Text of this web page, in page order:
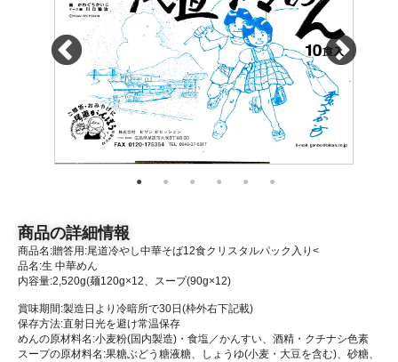
商品の詳細情報
商品名:贈答用:尾道冷やし中華そば12食クリスタルパック入り<
品名:生 中華めん
内容量:2,520g(麺120g×12、スープ(90g×12)
賞味期間:製造日より冷暗所で30日(枠外右下記載)
保存方法:直射日光を避け常温保存
めんの原材料名:小麦粉(国内製造)・食塩／かんすい、酒精・クチナシ色素
スープの原材料名:果糖ぶどう糖液糖、しょうゆ(小麦・大豆を含む)、砂糖、